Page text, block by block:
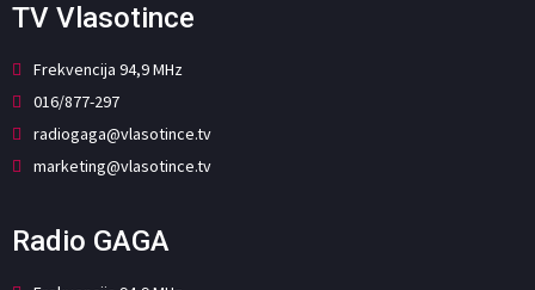
TV Vlasotince
Frekvencija 94,9 MHz
016/877-297
radiogaga@vlasotince.tv
marketing@vlasotince.tv
Radio GAGA